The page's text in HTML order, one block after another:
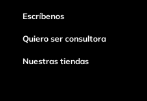
Escríbenos
Quiero ser consultora
Nuestras tiendas